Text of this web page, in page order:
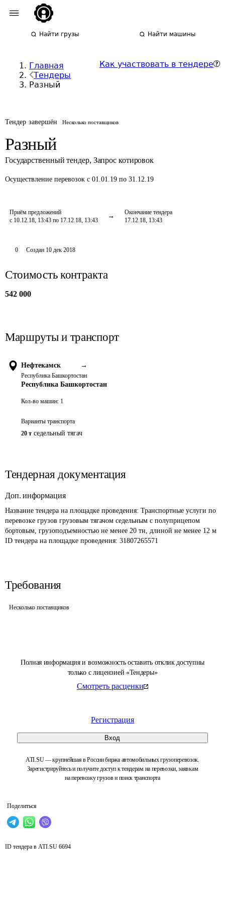
Найти грузы Найти машины
Главная
Тендеры
Разный
Как участвовать в тендере
Тендер завершён Несколько поставщиков
Разный
Государственный тендер, Запрос котировок
Осуществление перевозок с 01.01.19 по 31.12.19
Приём предложений
с 10.12.18, 13:43 по 17.12.18, 13:43
Окончание тендера
17.12.18, 13:43
Полная информация и возможность оставить отклик доступны
только с лицензией «Тендеры»
Смотреть расценки
Регистрация
Вход
ATI.SU — крупнейшая в России биржа автомобильных грузоперевозок.
Зарегистрируйтесь и получите доступ к тендерам на перевозки, заявкам
на перевозку грузов и поиск транспорта
Поделиться
0 Создан 10 дек 2018
Стоимость контракта
542 000
Маршруты и транспорт
Нефтекамск →
Республика Башкортостан
Республика Башкортостан
Кол-во машин: 1
Варианты транспорта
20 т седельный тягач
Тендерная документация
Доп. информация
Название тендера на площадке проведения: Транспортные услуги по
перевозке грузов грузовым тягачом седельным с полуприцепом
бортовым, грузоподъемностью не менее 20 тн, длиной не менее 12 м
ID тендера на площадке проведения: 31807265571
Требования
Несколько поставщиков
ID тендера в ATI.SU 6694